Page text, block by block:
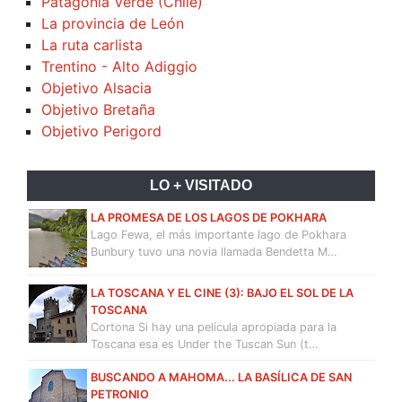
La provincia de León
La ruta carlista
Trentino - Alto Adiggio
Objetivo Alsacia
Objetivo Bretaña
Objetivo Perigord
LO + VISITADO
LA PROMESA DE LOS LAGOS DE POKHARA
Lago Fewa, el más importante lago de Pokhara
Bunbury tuvo una novia llamada Bendetta M…
LA TOSCANA Y EL CINE (3): BAJO EL SOL DE LA
TOSCANA
Cortona Si hay una película apropiada para la
Toscana esa es Under the Tuscan Sun (t…
BUSCANDO A MAHOMA... LA BASÍLICA DE SAN
PETRONIO